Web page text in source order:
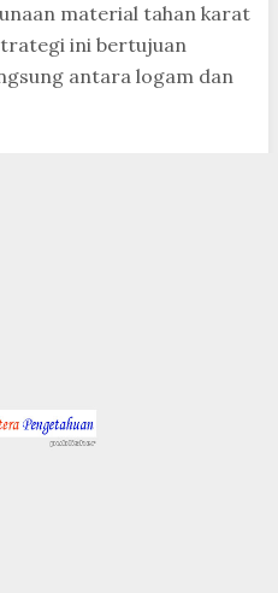
material tahan karat
ini bertujuan
antara logam dan